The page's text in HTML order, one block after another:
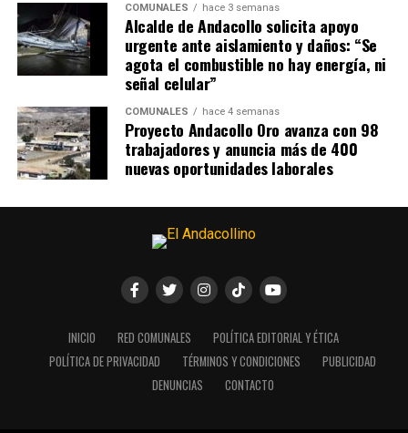
COMUNALES hace 3 semanas
Alcalde de Andacollo solicita apoyo
urgente ante aislamiento y daños: “Se
agota el combustible no hay energía, ni
señal celular”
COMUNALES hace 4 semanas
Proyecto Andacollo Oro avanza con 98
trabajadores y anuncia más de 400
nuevas oportunidades laborales
INICIO RED COMUNALES
POLÍTICA EDITORIAL Y ÉTICA
POLÍTICA DE PRIVACIDAD
TÉRMINOS Y CONDICIONES
PUBLICIDAD
DENUNCIAS
CONTACTO